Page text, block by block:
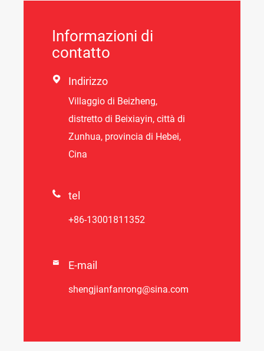
Informazioni di
contatto
 Indirizzo
Villaggio di Beizheng,
distretto di Beixiayin, città di
Zunhua, provincia di Hebei,
Cina
 tel
+86-13001811352
 E-mail
shengjianfanrong@sina.com